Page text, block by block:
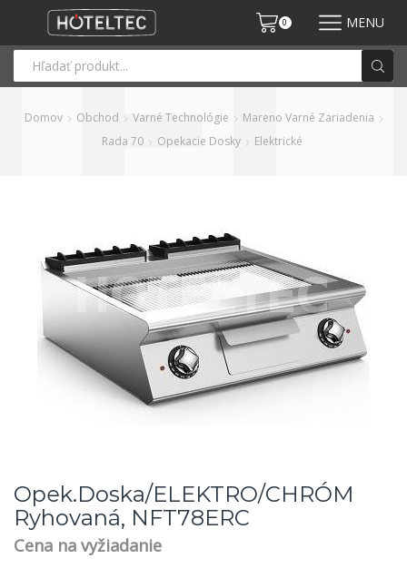
0 MENU
Domov Obchod Varné Technológie
Mareno Varné Zariadenia
Rada 70
Opekacie Dosky Elektrické
Opek.doska/ELEKTRO/CHRÓM
Ryhovaná, NFT78ERC
Cena na vyžiadanie